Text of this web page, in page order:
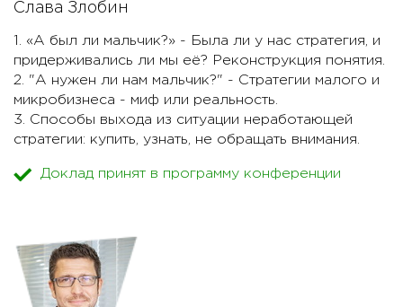
Слава Злобин
1. «А был ли мальчик?» - Была ли у нас стратегия, и
придерживались ли мы её? Реконструкция понятия.
2. "А нужен ли нам мальчик?" - Стратегии малого и
микробизнеса - миф или реальность.
3. Способы выхода из ситуации неработающей
стратегии: купить, узнать, не обращать внимания.
Устройство и ловушки процесса.
6. SOODA - Stop-Observe-Orient-Decide-Act и
другие способы играть. Какие перки и тулзы нужны
предпринимателю.
Доклад принят в программу конференции